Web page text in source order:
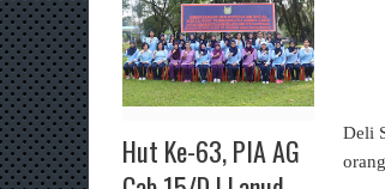
Hut Ke-63, PIA AG
Deli